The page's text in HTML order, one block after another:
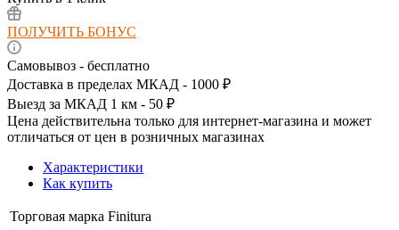
ПОЛУЧИТЬ БОНУС
Самовывоз - бесплатно
Доставка в пределах МКАД - 1000 ₽
Выезд за МКАД 1 км - 50 ₽
Цена действительна только для интернет-магазина и может
отличаться от цен в розничных магазинах
Характеристики
Как купить
Торговая марка Finitura